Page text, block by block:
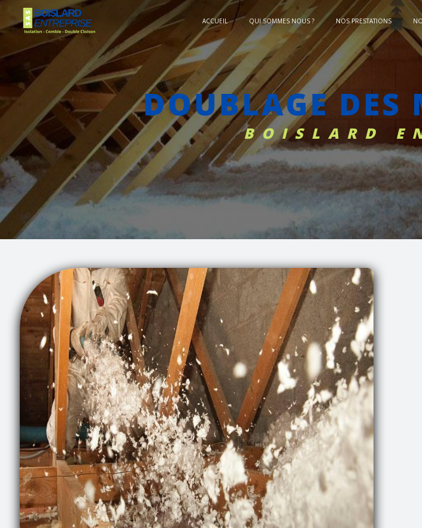
ACCUEIL QUI SOMMES NOUS ? NOS PRESTATIONS
DOUBLAGE
BOISLARD
Panneau de gestion des cookies